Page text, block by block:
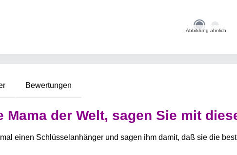
Abbildung ähnlich
Bewertungen
Mama der Welt, sagen Sie mit
einen Schlüsselanhänger und sagen ihm damit, daß sie die